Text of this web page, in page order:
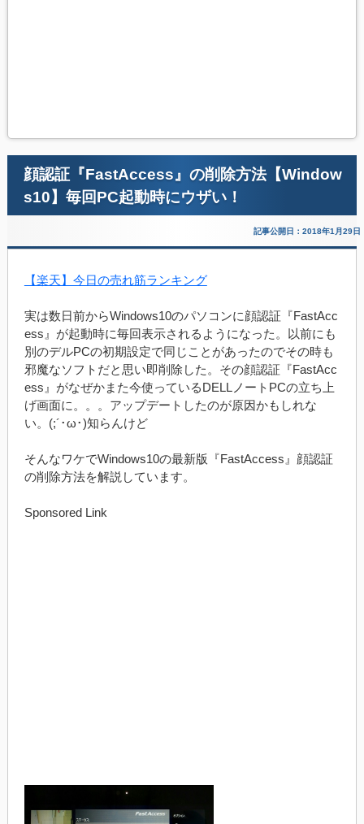
顔認証『FastAccess』の削除方法【Window
s10】毎回PC起動時にウザい！
記事公開日：2018年1月29日
【楽天】今日の売れ筋ランキング
実は数日前からWindows10のパソコンに顔認証『FastAcc
ess』が起動時に毎回表示されるようになった。以前にも
別のデルPCの初期設定で同じことがあったのでその時も
邪魔なソフトだと思い即削除した。その顔認証『FastAcc
ess』がなぜかまた今使っているDELLノートPCの立ち上
げ画面に。。。アップデートしたのが原因かもしれな
い。(;´･ω･)知らんけど
そんなワケでWindows10の最新版『FastAccess』顔認証
の削除方法を解説しています。
Sponsored Link